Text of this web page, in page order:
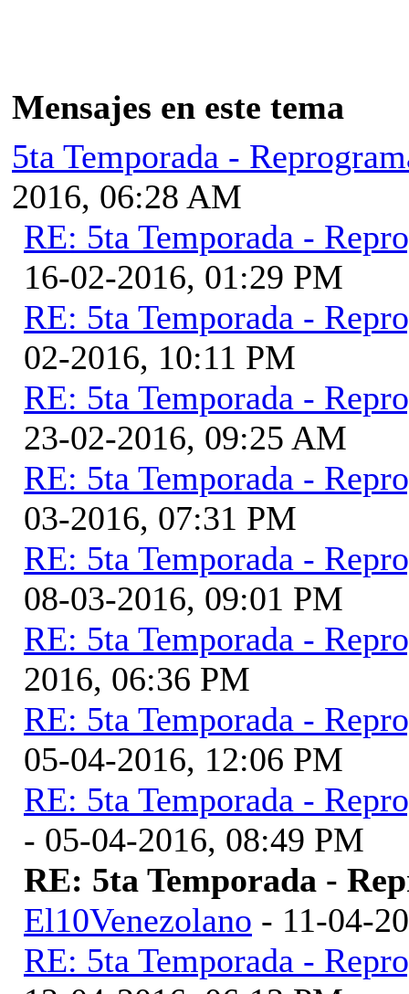
Mensajes en este tema
5ta Temporada -
2016, 06:28 AM
RE: 5ta Temporada -
16-02-2016, 01:29 PM
RE: 5ta Temporada -
02-2016, 10:11 PM
RE: 5ta Temporada -
23-02-2016, 09:25 AM
RE: 5ta Temporada -
03-2016, 07:31 PM
RE: 5ta Temporada -
08-03-2016, 09:01 PM
RE: 5ta Temporada -
2016, 06:36 PM
RE: 5ta Temporada -
05-04-2016, 12:06 PM
RE: 5ta Temporada -
- 05-04-2016, 08:49 PM
RE: 5ta Temporada -
El10Venezolano - 11-04-
RE: 5ta Temporada -